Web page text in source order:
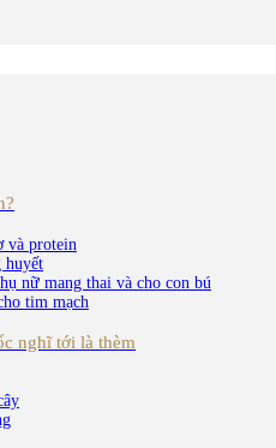
và protein
huyết
nữ mang thai và cho con bú
tim mạch
nghĩ tới là thèm